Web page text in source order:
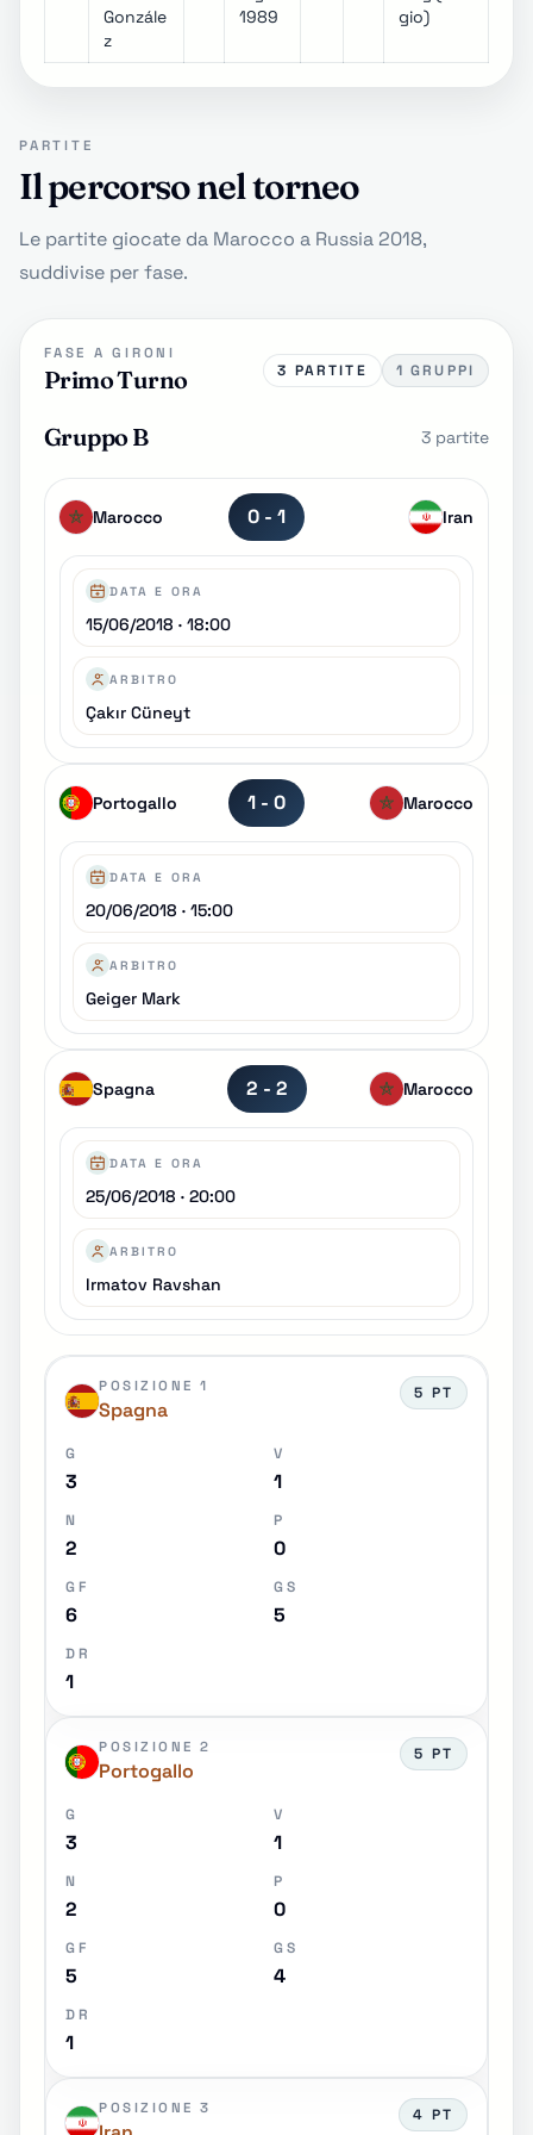
Gonzále
z
1989
gio)
PARTITE
Il percorso nel torneo
Le partite giocate da Marocco a Russia 2018,
suddivise per fase.
FASE A GIRONI
Primo Turno 3 PARTITE 1 GRUPPI
Gruppo B 3 partite
Marocco 0 - 1 Iran
DATA E ORA
15/06/2018 · 18:00
ARBITRO
Çakır Cüneyt
Portogallo 1 - 0 Marocco
DATA E ORA
20/06/2018 · 15:00
ARBITRO
Geiger Mark
Spagna 2 - 2 Marocco
DATA E ORA
25/06/2018 · 20:00
ARBITRO
Irmatov Ravshan
POSIZIONE 1
Spagna
5 PT
G
3
V
1
N
2
P
0
GF
6
GS
5
DR
1
POSIZIONE 2
Portogallo
5 PT
G
3
V
1
N
2
P
0
GF
5
GS
4
DR
1
POSIZIONE 3 4 PT